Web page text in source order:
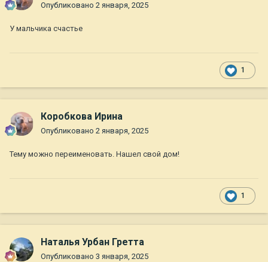
Опубликовано 2 января, 2025
У мальчика счастье
1
Коробкова Ирина
Опубликовано 2 января, 2025
Тему можно переименовать. Нашел свой дом!
1
Наталья Урбан Гретта
Опубликовано 3 января, 2025